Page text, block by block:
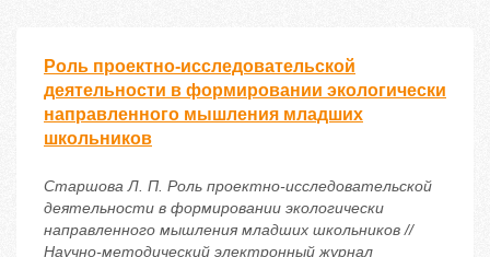
Роль проектно-исследовательской
деятельности в формировании экологически
направленного мышления младших
школьников
Старшова Л. П. Роль проектно-исследовательской
деятельности в формировании экологически
направленного мышления младших школьников //
Научно-методический электронный журнал